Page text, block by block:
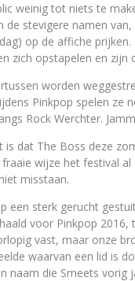
weinig tot niets te
de stevigere namen
op de affiche
zich opstapelen en
worden
Pinkpop spelen ze
Rock Werchter.
is dat The Boss deze
fraaie wijze het festival
misstaan.
een sterk gerucht
voor Pinkpop
vast, maar onze
waarvan een lid is
naam die Smeets